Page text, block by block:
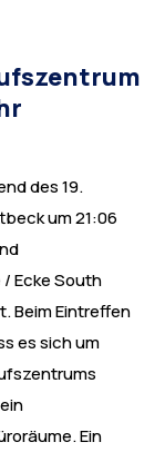
des 19.
um 21:06
Ecke South
Beim Eintreffen
es sich um
Ein